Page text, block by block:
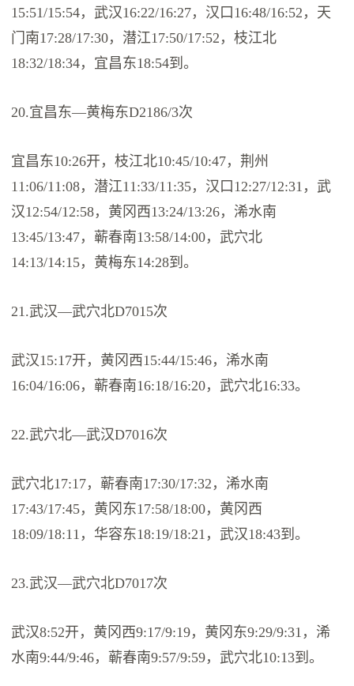
15:51/15:54，武汉16:22/16:27，汉口16:48/16:52，天
门南17:28/17:30，潜江17:50/17:52，枝江北
18:32/18:34，宜昌东18:54到。
20.宜昌东—黄梅东D2186/3次
宜昌东10:26开，枝江北10:45/10:47，荆州
11:06/11:08，潜江11:33/11:35，汉口12:27/12:31，武
汉12:54/12:58，黄冈西13:24/13:26，浠水南
13:45/13:47，蕲春南13:58/14:00，武穴北
14:13/14:15，黄梅东14:28到。
21.武汉—武穴北D7015次
武汉15:17开，黄冈西15:44/15:46，浠水南
16:04/16:06，蕲春南16:18/16:20，武穴北16:33。
22.武穴北—武汉D7016次
武穴北17:17，蕲春南17:30/17:32，浠水南
17:43/17:45，黄冈东17:58/18:00，黄冈西
18:09/18:11，华容东18:19/18:21，武汉18:43到。
23.武汉—武穴北D7017次
武汉8:52开，黄冈西9:17/9:19，黄冈东9:29/9:31，浠
水南9:44/9:46，蕲春南9:57/9:59，武穴北10:13到。